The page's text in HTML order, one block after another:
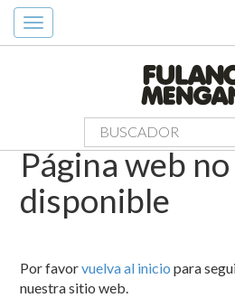
Toggle
navigation
Página web no
disponible
Por favorvuelva al inicio para
nuestra sitio web.